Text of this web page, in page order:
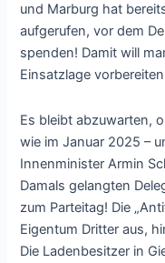
und Marburg hat
aufgerufen, vor dem
spenden! Damit will
Einsatzlage
Es bleibt abzuwarten,
wie im Januar 2025 –
Innenminister Armin
Damals gelangten
zum Parteitag! Die
Eigentum Dritter aus,
Die Ladenbesitzer in